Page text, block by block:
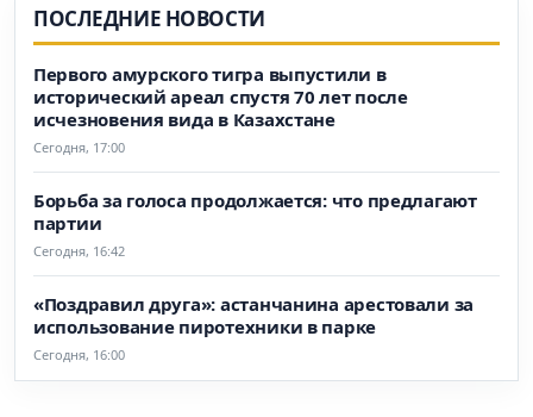
ПОСЛЕДНИЕ НОВОСТИ
Первого амурского тигра выпустили в
исторический ареал спустя 70 лет после
исчезновения вида в Казахстане
Сегодня, 17:00
Борьба за голоса продолжается: что предлагают
партии
Сегодня, 16:42
«Поздравил друга»: астанчанина арестовали за
использование пиротехники в парке
Сегодня, 16:00